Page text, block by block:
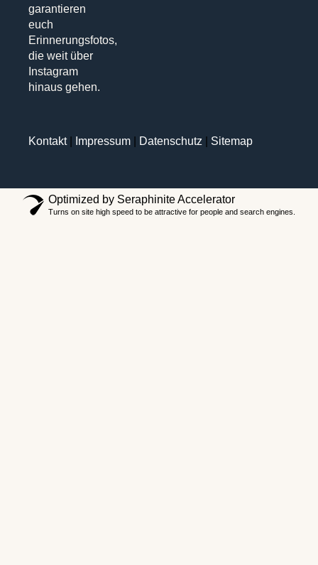
garantieren
euch
Erinnerungsfotos,
die weit über
Instagram
hinaus gehen.
Kontakt| Impressum Datenschutz Sitemap
Optimized by Seraphinite Accelerator
Turns on site high speed to be attractive for people and search engines.